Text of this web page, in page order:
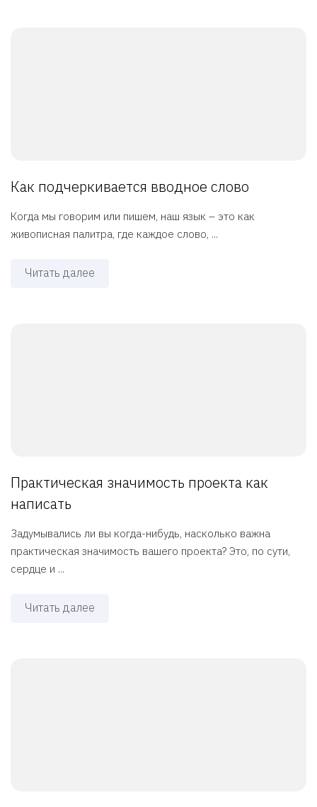
Как подчеркивается вводное слово
Когда мы говорим или пишем, наш язык – это как
живописная палитра, где каждое слово, ...
Читать далее
Практическая значимость проекта как
написать
Задумывались ли вы когда-нибудь, насколько важна
практическая значимость вашего проекта? Это, по сути,
сердце и ...
Читать далее